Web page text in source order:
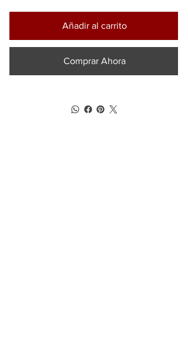
Añadir al carrito
Comprar Ahora